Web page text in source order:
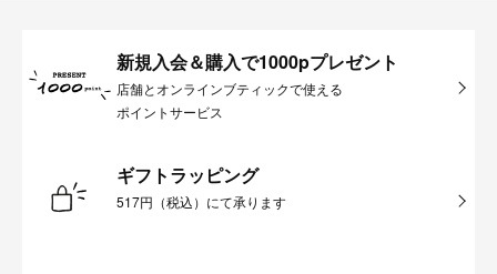
新規入会＆購入で1000pプレゼント
店舗とオンラインブティックで使える
ポイントサービス
ギフトラッピング
517円（税込）にて承ります